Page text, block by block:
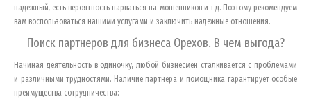
надежный, есть вероятность нарваться на мошенников и т.д. Поэтому рекомендуем
вам воспользоваться нашими услугами и заключить надежные отношения.
Поиск партнеров для бизнеса Орехов. В чем выгода?
Начиная деятельность в одиночку, любой бизнесмен сталкивается с проблемами
и различными трудностями. Наличие партнера и помощника гарантирует особые
преимущества сотрудничества: